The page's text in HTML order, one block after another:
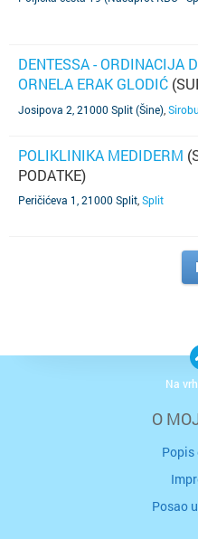
DENTESSA - ORDINACIJA
ORNELA ERAK GLODIĆ
PODATKE)
Josipova 2, 21000 Split (Šine)
POLIKLINIKA MEDIDERM
PODATKE)
Peričićeva 1, 21000 Split Split
O
Popis
Posao
Na